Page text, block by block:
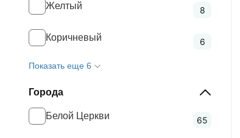
Желтый 8
Коричневый 6
Показать еще 6
Города
Белой Церкви 65